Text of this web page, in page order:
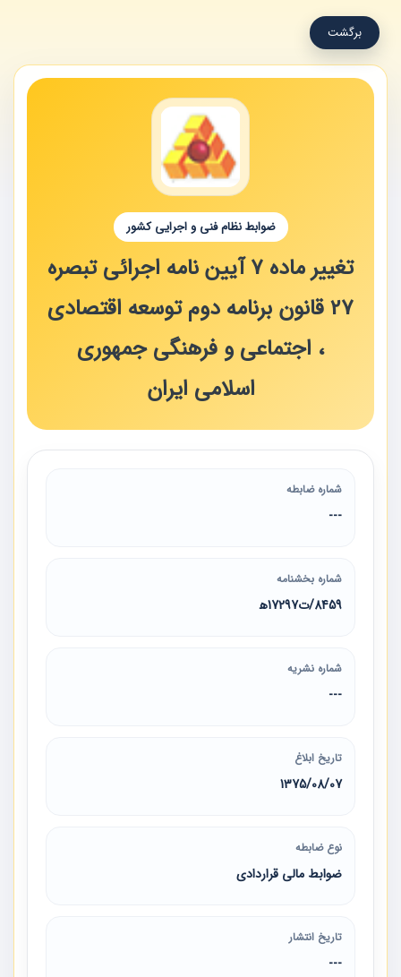
برگشت
ضوابط نظام فنی و اجرایی کشور
تغییر ماده 7 آیین نامه اجرائی تبصره
27 قانون برنامه دوم توسعه اقتصادی
، اجتماعی و فرهنگی جمهوری
اسلامی ایران
شماره ضابطه
---
شماره بخشنامه
8459/ت17297ه‍
شماره نشریه
---
تاریخ ابلاغ
1375/08/07
نوع ضابطه
ضوابط مالی قراردادی
تاریخ انتشار
---